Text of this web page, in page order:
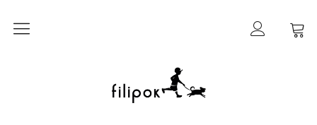
Sommermarkt
New In